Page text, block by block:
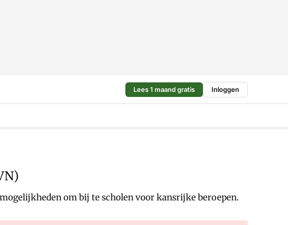
Lees 1 maand gratis Inloggen
om bij te scholen voor kansrijke beroepen.